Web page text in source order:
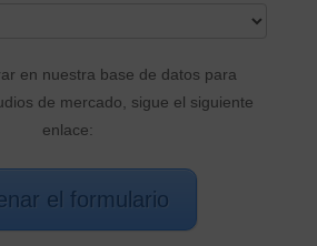
en nuestra base de datos para
de mercado, sigue el siguiente
enlace:
el formulario